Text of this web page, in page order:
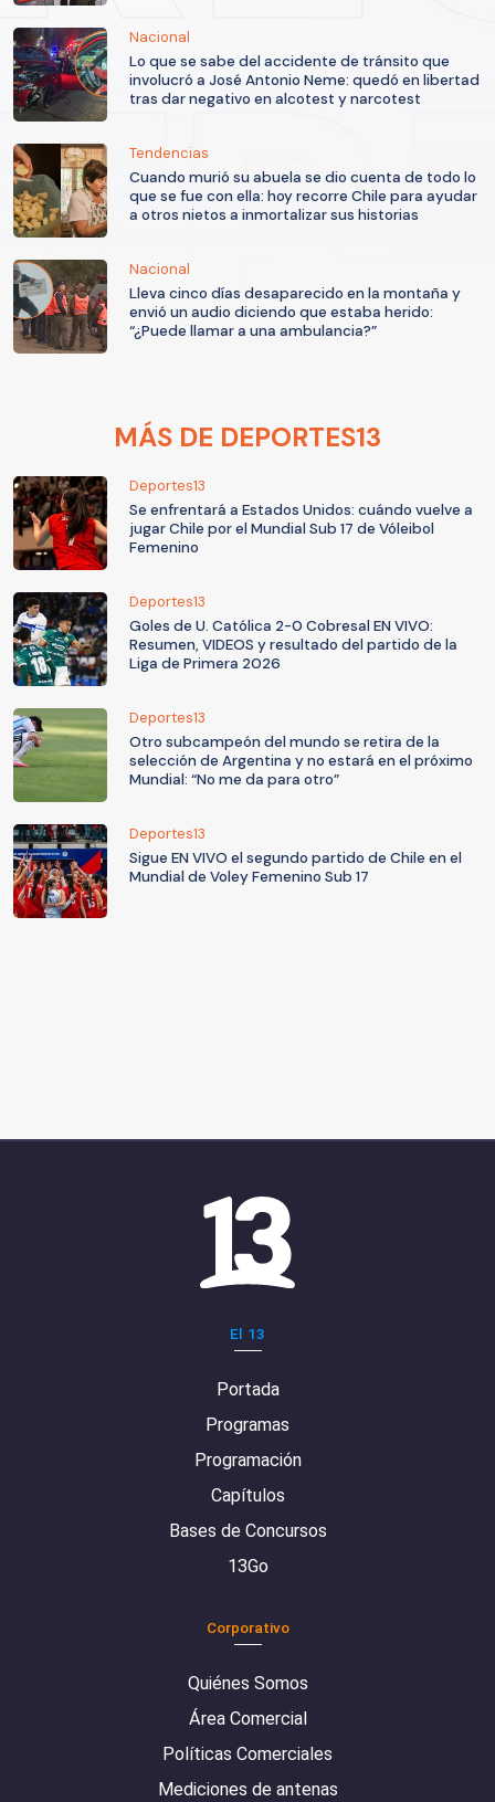
Nacional
Lo que se sabe del accidente de tránsito que
involucró a José Antonio Neme: quedó en libertad
tras dar negativo en alcotest y narcotest
Tendencias
Cuando murió su abuela se dio cuenta de todo lo
que se fue con ella: hoy recorre Chile para ayudar
a otros nietos a inmortalizar sus historias
Nacional
Lleva cinco días desaparecido en la montaña y
envió un audio diciendo que estaba herido:
“¿Puede llamar a una ambulancia?”
MÁS DE DEPORTES13
Deportes13
Se enfrentará a Estados Unidos: cuándo vuelve a
jugar Chile por el Mundial Sub 17 de Vóleibol
Femenino
Deportes13
Goles de U. Católica 2-0 Cobresal EN VIVO:
Resumen, VIDEOS y resultado del partido de la
Liga de Primera 2026
Deportes13
Otro subcampeón del mundo se retira de la
selección de Argentina y no estará en el próximo
Mundial: “No me da para otro”
Deportes13
Sigue EN VIVO el segundo partido de Chile en el
Mundial de Voley Femenino Sub 17
El 13
Portada
Programas
Programación
Capítulos
Bases de Concursos
13Go
Corporativo
Quiénes Somos
Área Comercial
Políticas Comerciales
Mediciones de antenas